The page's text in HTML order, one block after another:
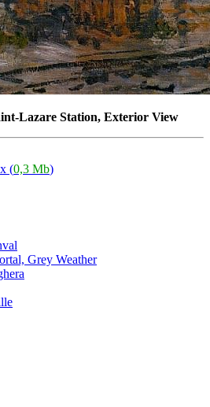
Lazare Station, Exterior View
(0,3 Mb)